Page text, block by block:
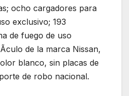
ocho cargadores para
exclusivo; 193
de fuego de uso
de la marca Nissan,
blanco, sin placas de
de robo nacional.